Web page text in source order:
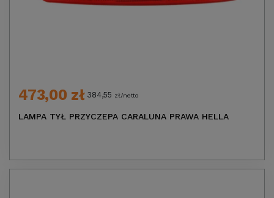
473,00 zł 384,55 zł/netto
LAMPA TYŁ PRZYCZEPA CARALUNA PRAWA HELLA